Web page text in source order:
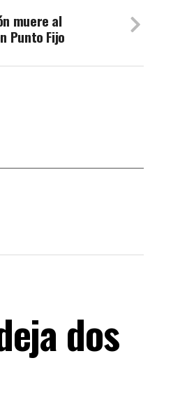
muere al
Punto Fijo
dos